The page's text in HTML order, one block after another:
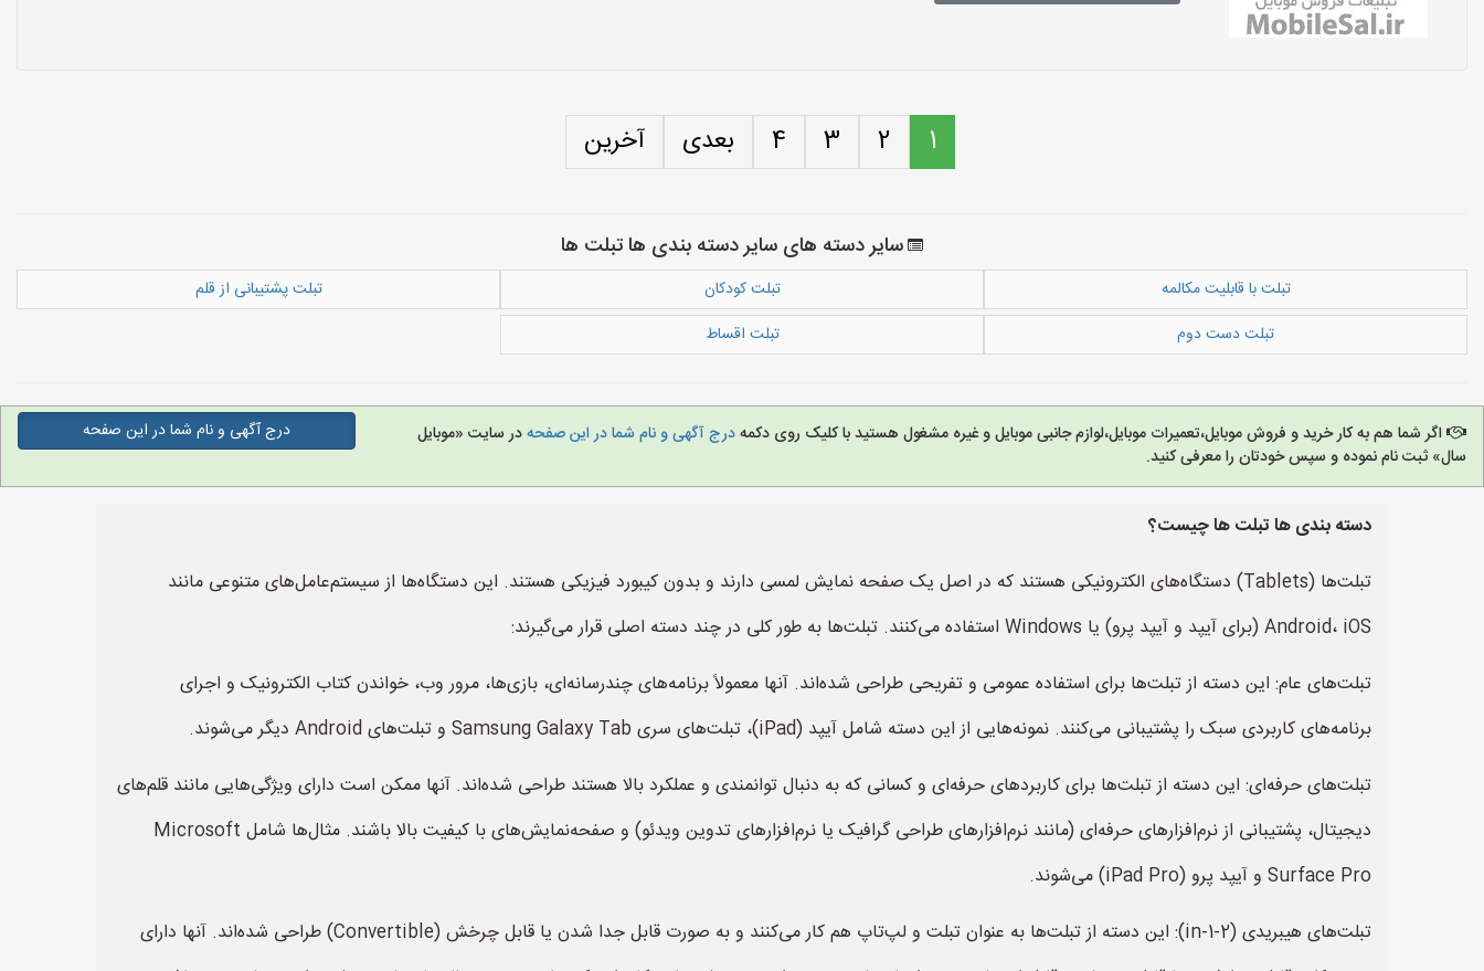
1
2
3
4 بعدی آخرین
سایر دسته های سایر دسته بندی ها تبلت ها
تبلت با قابلیت مکالمه تبلت کودکان
تبلت پشتیبانی از قلم
تبلت دست دوم
تبلت اقساط
اگر شما هم به کار خرید و فروش موبایل،تعمیرات موبایل،لوازم جانبی موبایل و غیره مشغول هستید با کلیک روی دکمهدرج آگهی و نام شما در این صفحهدر سایت «موبایل
سال» ثبت نام نموده و سپس خودتان را معرفی کنید.
درج آگهی و نام شما در این صفحه
دسته بندی ها تبلت ها چیست؟
تبلت‌ها (Tablets) دستگاه‌های الکترونیکی هستند که در اصل یک صفحه نمایش لمسی دارند و بدون کیبورد فیزیکی هستند. این دستگاه‌ها از سیستم‌عامل‌های متنوعی مانند
Android، iOS (برای آیپد و آیپد پرو) یا Windows استفاده می‌کنند. تبلت‌ها به طور کلی در چند دسته اصلی قرار می‌گیرند:
تبلت‌های عام: این دسته از تبلت‌ها برای استفاده عمومی و تفریحی طراحی شده‌اند. آنها معمولاً برنامه‌های چندرسانه‌ای، بازی‌ها، مرور وب، خواندن کتاب الکترونیک و اجرای
برنامه‌های کاربردی سبک را پشتیبانی می‌کنند. نمونه‌هایی از این دسته شامل آیپد (iPad)، تبلت‌های سری Samsung Galaxy Tab و تبلت‌های Android دیگر می‌شوند.
تبلت‌های حرفه‌ای: این دسته از تبلت‌ها برای کاربردهای حرفه‌ای و کسانی که به دنبال توانمندی و عملکرد بالا هستند طراحی شده‌اند. آنها ممکن است دارای ویژگی‌هایی مانند قلم‌های
دیجیتال، پشتیبانی از نرم‌افزارهای حرفه‌ای (مانند نرم‌افزارهای طراحی گرافیک یا نرم‌افزارهای تدوین ویدئو) و صفحه‌نمایش‌های با کیفیت بالا باشند. مثال‌ها شامل Microsoft
Surface Pro و آیپد پرو (iPad Pro) می‌شوند.
تبلت‌های هیبریدی (2-in-1): این دسته از تبلت‌ها به عنوان تبلت و لپ‌تاپ هم کار می‌کنند و به صورت قابل جدا شدن یا قابل چرخش (Convertible) طراحی شده‌اند. آنها دارای